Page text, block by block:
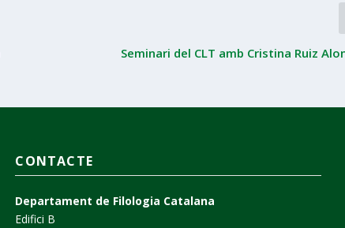
Seminari del CLT amb Cristina Ruiz
CONTACTE
Departament de Filologia Catalana
Edifici B